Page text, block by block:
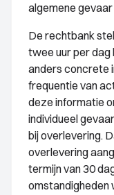
algemene
De rechtbank
twee uur per dag
anders concrete
frequentie van
deze informatie
individueel
bij overlevering.
overlevering
termijn van 30
omstandigheden